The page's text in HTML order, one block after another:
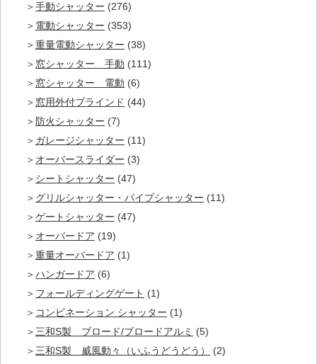
手動シャッター (276)
電動シャッター (353)
重量電動シャッター (38)
窓シャッター 手動 (111)
窓シャッター 電動 (6)
窓用外付ブラインド (44)
防火シャッター (7)
ガレージシャッター (11)
オーバースライダー (3)
シートシャッター (47)
グリルシャッター・パイプシャッター (11)
ゲートシャッター (47)
オーバードア (19)
重量オーバードア (1)
ハンガードア (6)
フォールディングゲート (1)
コンビネーション シャッター (1)
三和S製 ブロード/ブロードアルミ (5)
三和S製 威風動々（いふうどうどう）
(2)